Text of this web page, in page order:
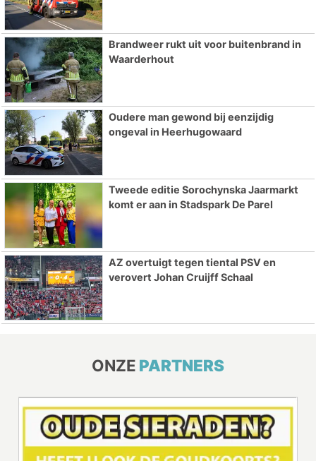
Brandweer rukt uit voor buitenbrand in
Waarderhout
Oudere man gewond bij eenzijdig
ongeval in Heerhugowaard
Tweede editie Sorochynska Jaarmarkt
komt er aan in Stadspark De Parel
AZ overtuigt tegen tiental PSV en
verovert Johan Cruijff Schaal
ONZE PARTNERS